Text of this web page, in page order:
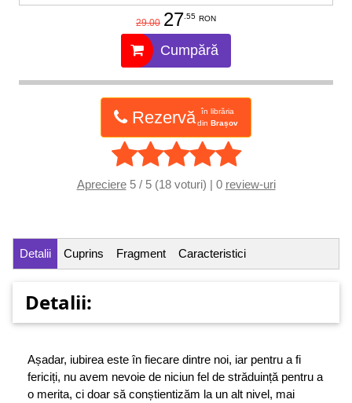
29.00 27.55 RON
Cumpără
Rezervă
în librăria
din Brașov
Apreciere5 / 5 (18 voturi) | 0 review-uri
Detalii Cuprins Fragment Caracteristici
Detalii:
Așadar, iubirea este în fiecare dintre noi, iar pentru a fi
fericiți, nu avem nevoie de niciun fel de străduință pentru a
o merita, ci doar să conștientizăm la un alt nivel, mai